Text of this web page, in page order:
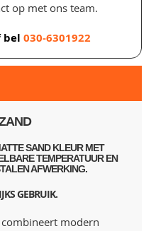
op met ons team.
bel 030-6301922
SAND KLEUR MET
TEMPERATUUR EN
AFWERKING.
GEBRUIK.
modern